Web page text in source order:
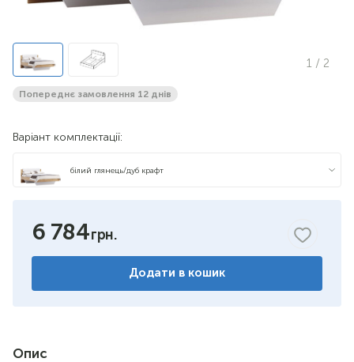
1 / 2
Попереднє замовлення 12 днів
Варіант комплектації:
білий глянець/дуб крафт
6 784
Додати в кошик
Опис